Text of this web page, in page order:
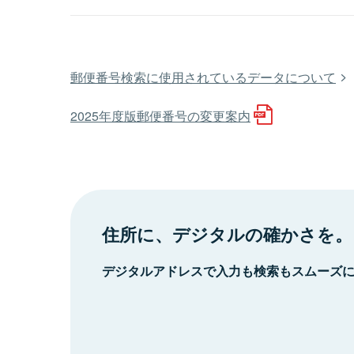
郵便番号検索に使用されているデータについて
2025年度版郵便番号の変更案内
住所に、デジタルの確かさを。
デジタルアドレスで入力も検索もスムーズ